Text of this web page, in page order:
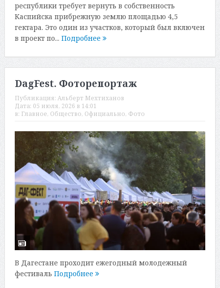
республики требует вернуть в собственность
Каспийска прибрежную землю площадью 4,5
гектара. Это один из участков, который был включен
в проект по... Подробнее
DagFest. Фоторепортаж
Публикация: Альберт Мехтиханов
Дата: 05 июля, 2026 в 14:01
в: Главное, Общество, Официально, Фото
В Дагестане проходит ежегодный молодежный
фестиваль Подробнее